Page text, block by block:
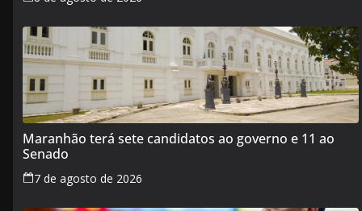
Maranhão terá sete candidatos ao governo e 11 ao
Senado
7 de agosto de 2026